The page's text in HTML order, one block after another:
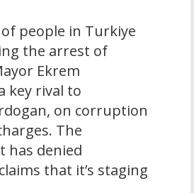
people in Turkiye
the arrest of
Ekrem
key rival to
on corruption
The
has denied
that it’s staging